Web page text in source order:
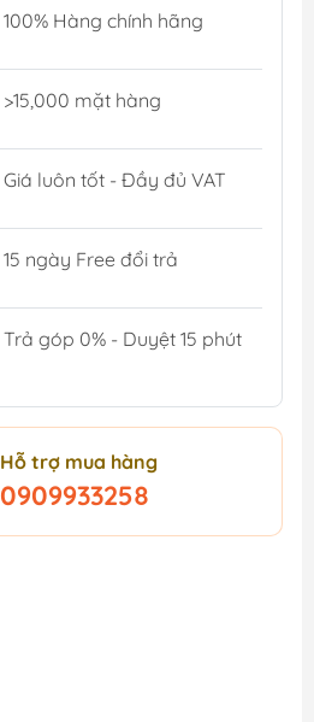
100% Hàng chính hãng
>15,000 mặt hàng
Giá luôn tốt - Đầy đủ VAT
15 ngày Free đổi trả
Trả góp 0% - Duyệt 15 phút
Hỗ trợ mua hàng
0909933258